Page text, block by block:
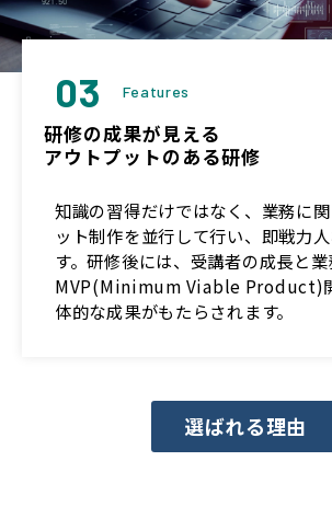
03 Features
研修の成果が見える
アウトプットのある研修
知識の習得だけではなく、業務に
ット制作を並行して行い、即戦力
す。研修後には、受講者の成長と業
MVP(Minimum Viable Product)
体的な成果がもたらされます。
選ばれる理由